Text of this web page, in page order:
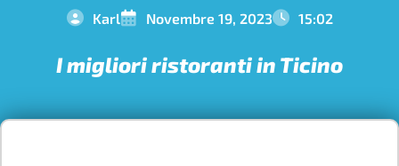
Karl Novembre 19, 2023 15:02
I migliori ristoranti in Ticino